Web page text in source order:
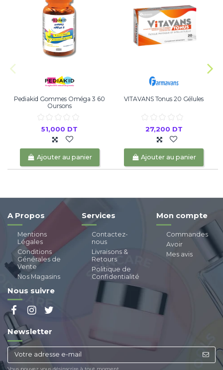
Pediakid Gommes Oméga 3 60
Oursons
51,000 DT
Ajouter au panier
VITAVANS Tonus 20 Gélules
27,200 DT
Ajouter au panier
A Propos
Mentions
Légales
Conditions
Générales de
Vente
Nos Magasins
Services
Contactez-
nous
Livraisons &
Retours
Politique de
Confidentialité
Mon compte
Commandes
Avoir
Mes avis
Nous suivre
Newsletter
Vous pouvez vous désinscrire à tout moment